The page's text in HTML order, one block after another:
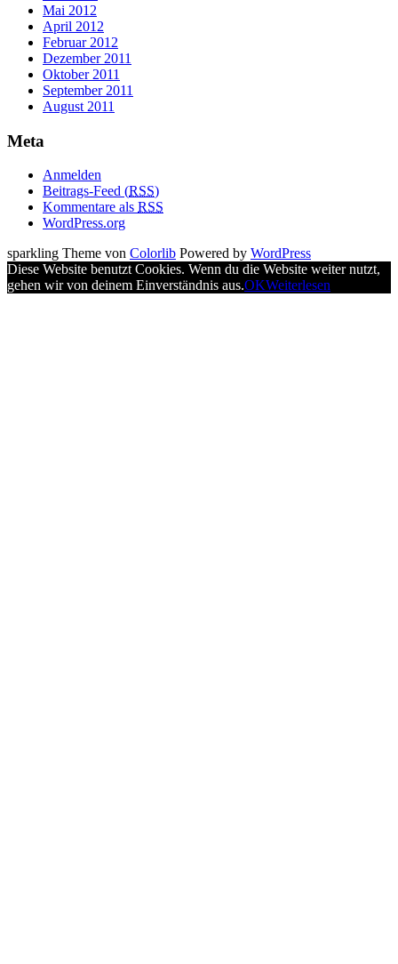
Mai 2012
April 2012
Februar 2012
Dezember 2011
Oktober 2011
September 2011
August 2011
Meta
Anmelden
Beitrags-Feed (RSS)
Kommentare als RSS
WordPress.org
sparkling Theme von Colorlib Powered by WordPress
Diese Website benutzt Cookies. Wenn du die Website weiter nutzt,
gehen wir von deinem Einverständnis aus.OKWeiterlesen